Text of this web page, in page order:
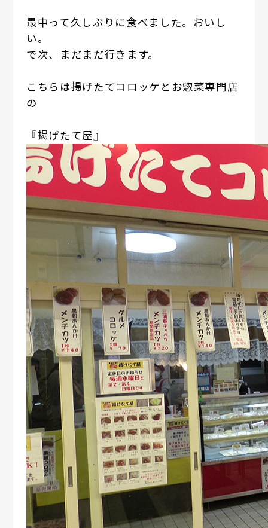
最中って久しぶりに食べました。おいし
い。
で次、まだまだ行きます。
こちらは揚げたてコロッケとお惣菜専門店
の
『揚げたて屋』